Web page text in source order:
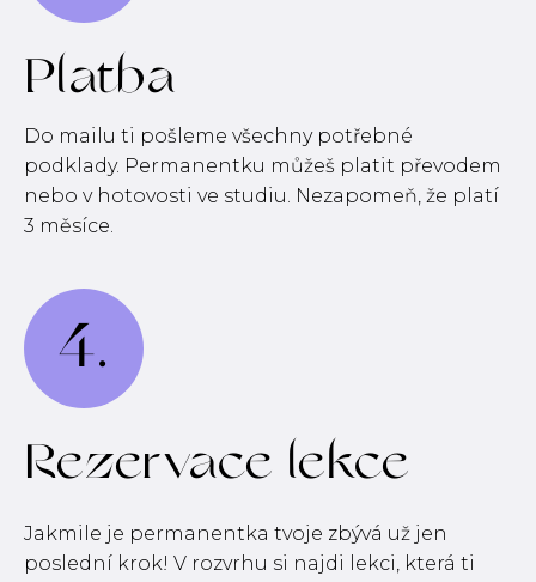
Platba
Do mailu ti pošleme všechny potřebné
podklady. Permanentku můžeš platit převodem
nebo v hotovosti ve studiu. Nezapomeň, že platí
3 měsíce.
4.
Rezervace lekce
Jakmile je permanentka tvoje zbývá už jen
poslední krok! V rozvrhu si najdi lekci, která ti